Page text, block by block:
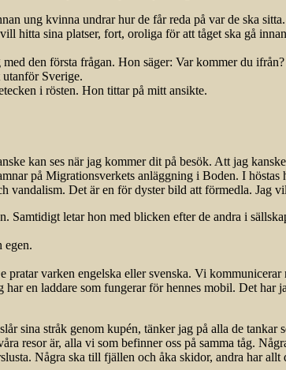
ung kvinna undrar hur de får reda på var de ska
hitta sina platser, fort, oroliga för att tåget ska gå
den första frågan. Hon säger: Var kommer du ifrån?
Sverige.
i rösten. Hon tittar på mitt ansikte.
kan ses när jag kommer dit på besök. Att jag
på Migrationsverkets anläggning i Boden. I
vandalism. Det är en för dyster bild att förmedla. Jag
Samtidigt letar hon med blicken efter de andra i
egen.
varken engelska eller svenska. Vi
en laddare som fungerar för hennes mobil. Det
sina stråk genom kupén, tänker jag på alla de
resor är, alla vi som befinner oss på samma tåg.
Några ska till fjällen och åka skidor, andra har